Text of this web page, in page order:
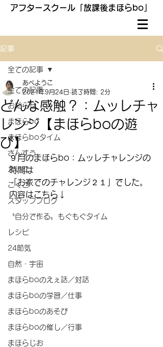
アフタースクール「放課後まほらbo」
記事
全ての記事
お知らせ
まほらbo
まほらboタイム
さんすう
えいご
こくご
スタッフブログ
〝自分で作る〟もぐもぐタイム
レシピ
24節気
自然・宇宙
まほらboのえぇ話／対話
まほらboの学習／仕事
まほらboのあそび
まほらboの催し／行事
まほらじお
全ての記事
どんな感触？：ムッレチャ
レンジ【まほらboの遊
び】
あべようこ
2021年9月24日 読了時間: 2分
９月のまほらbo：ムッレチャレンジの
時間は
「お家でのチャレンジ２１」でした。
内容はこちら↓